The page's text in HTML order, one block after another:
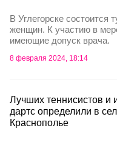
В Углегорске состоится
женщин. К участию в
имеющие допуск врача.
8 февраля 2024, 18:14
Лучших теннисистов и
дартс определили в
Краснополье